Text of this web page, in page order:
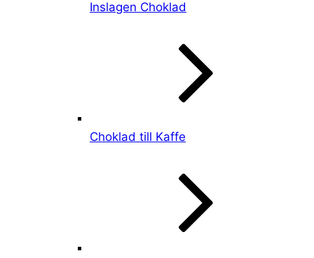
Inslagen Choklad
Choklad till Kaffe